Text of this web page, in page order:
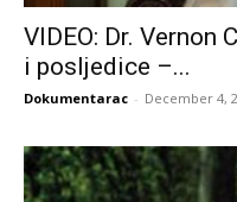
VIDEO: Dr. Vernon
i posljedice –...
Dokumentarac - December 4,